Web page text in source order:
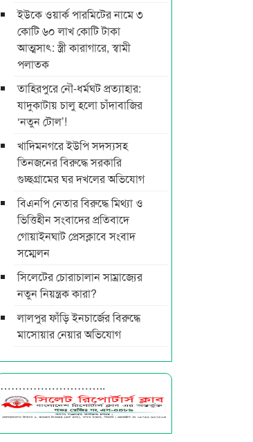
ইউকে ওয়ার্ক পারমিটের নামে ৩
কোটি ৬০ লাখ কোটি টাকা
আত্মসাৎ: স্ত্রী কারাগারে, স্বামী
পলাতক
তাহিরপুরে নৌ-ধর্মঘট প্রত্যাহার:
যাদুকাটায় চালু হলো চাঁদাবাজির
‘নতুন টোল’!
খাদিমনগরে ইউপি সদস্যসহ
তিনজনের বিরুদ্ধে সরকারি
গুচ্ছগ্রামের ঘর দখলের অভিযোগ
বিএনপি নেতার বিরুদ্ধে মিথ্যা ও
ভিত্তিহীন সংবাদের প্রতিবাদে
গোয়াইনঘাট প্রেসক্লাবে সংবাদ
সম্মেলন
সিলেটের চোরাচালান সাম্রাজ্যের
নতুন নিয়ন্ত্রক কারা?
লালপুর ফাঁড়ি ইনচার্জের বিরুদ্ধে
মাসোয়ার নেয়ার অভিযোগ
………………………..